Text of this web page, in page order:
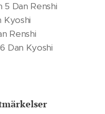
5 Dan Renshi
Kyoshi
Renshi
Dan Kyoshi